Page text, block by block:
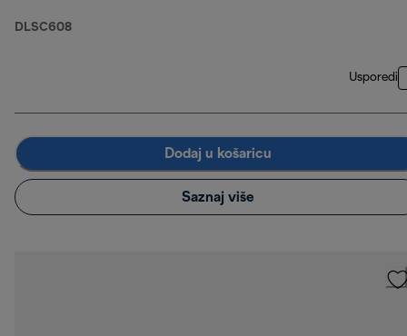
DLSC608
Usporedi
Dodaj u košaricu
Saznaj više